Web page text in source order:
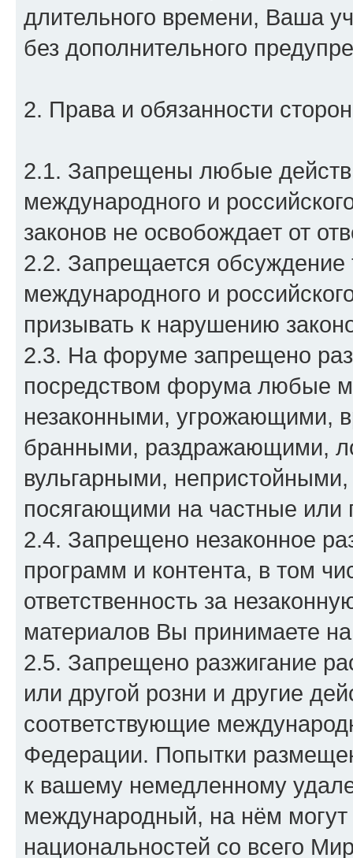
длительного времени, Ваша
без дополнительного
2. Права и обязанности сторон
2.1. Запрещены любые
международного и
законов не освобождает от
2.2. Запрещается
международного и
призывать к нарушению
2.3. На форуме запрещено
посредством форума любые
незаконными, угрожающими,
бранными, раздражающими,
вульгарными,
посягающими на частные или
2.4. Запрещено незаконное
программ и контента, в том
ответственность за
материалов Вы принимаете
2.5. Запрещено разжигание
или другой розни и другие
соответствующие
Федерации. Попытки
к вашему немедленному
международный, на нём
национальностей со всего